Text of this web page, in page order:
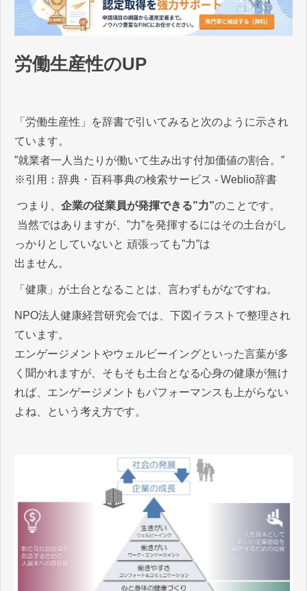
労働生産性のUP
「労働生産性」を辞書で引いてみると次のように示され
ています。
”就業者一人当たりが働いて生み出す付加価値の割合。”
※引用：辞典・百科事典の検索サービス - Weblio辞書
つまり、 企業の従業員が発揮できる”力”のことです。
当然ではありますが、”力”を発揮するにはその土台がし
っかりとしていないと 頑張っても”力”は
出ません。
「健康」が土台となることは、言わずもがなですね。
NPO法人健康経営研究会では、下図イラストで整理され
ています。
エンゲージメントやウェルビーイングといった言葉が多
く聞かれますが、そもそも土台となる心身の健康が無け
れば、エンゲージメントもパフォーマンスも上がらない
よね、という考え方です。